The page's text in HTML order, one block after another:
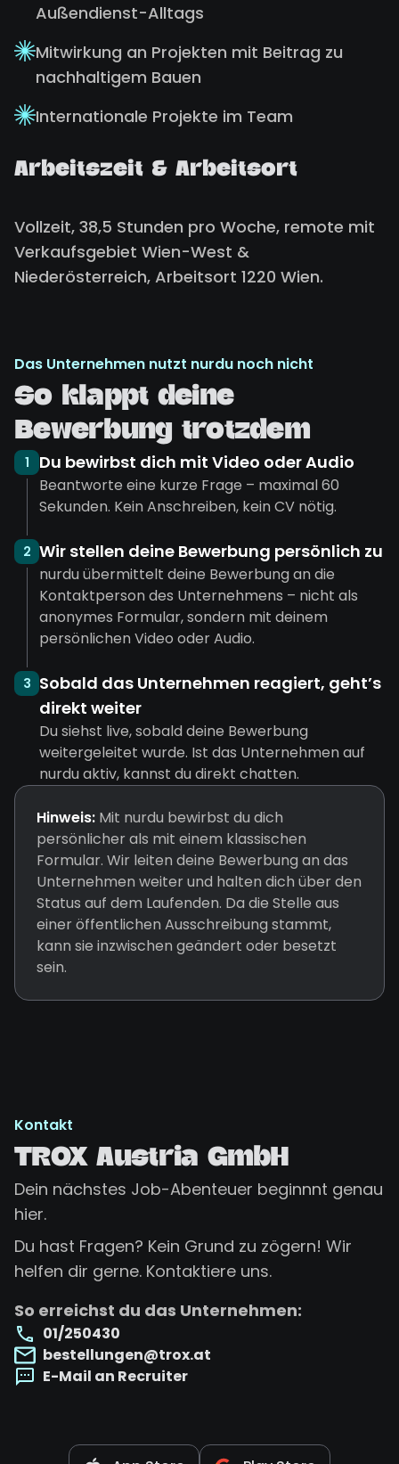
Außendienst-Alltags
Mitwirkung an Projekten mit Beitrag zu
nachhaltigem Bauen
Internationale Projekte im Team
Arbeitszeit & Arbeitsort
Vollzeit, 38,5 Stunden pro Woche, remote mit
Verkaufsgebiet Wien-West &
Niederösterreich, Arbeitsort 1220 Wien.
Das Unternehmen nutzt nurdu noch nicht
So klappt deine
Bewerbung trotzdem
1 Du bewirbst dich mit Video oder Audio
Beantworte eine kurze Frage – maximal 60
Sekunden. Kein Anschreiben, kein CV nötig.
2 Wir stellen deine Bewerbung persönlich zu
nurdu übermittelt deine Bewerbung an die
Kontaktperson des Unternehmens – nicht als
anonymes Formular, sondern mit deinem
persönlichen Video oder Audio.
3 Sobald das Unternehmen reagiert, geht’s
direkt weiter
Du siehst live, sobald deine Bewerbung
weitergeleitet wurde. Ist das Unternehmen auf
nurdu aktiv, kannst du direkt chatten.
Hinweis: Mit nurdu bewirbst du dich
persönlicher als mit einem klassischen
Formular. Wir leiten deine Bewerbung an das
Unternehmen weiter und halten dich über den
Status auf dem Laufenden. Da die Stelle aus
einer öffentlichen Ausschreibung stammt,
kann sie inzwischen geändert oder besetzt
sein.
Kontakt
TROX Austria GmbH
Dein nächstes Job-Abenteuer beginnnt genau
hier.
Du hast Fragen? Kein Grund zu zögern! Wir
helfen dir gerne. Kontaktiere uns.
So erreichst du das Unternehmen:
01/250430
bestellungen@trox.at
E-Mail an Recruiter